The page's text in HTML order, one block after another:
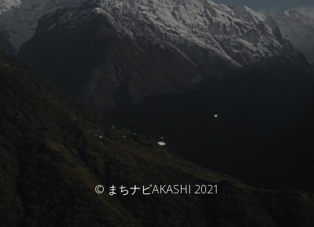
© まちナビAKASHI 2021